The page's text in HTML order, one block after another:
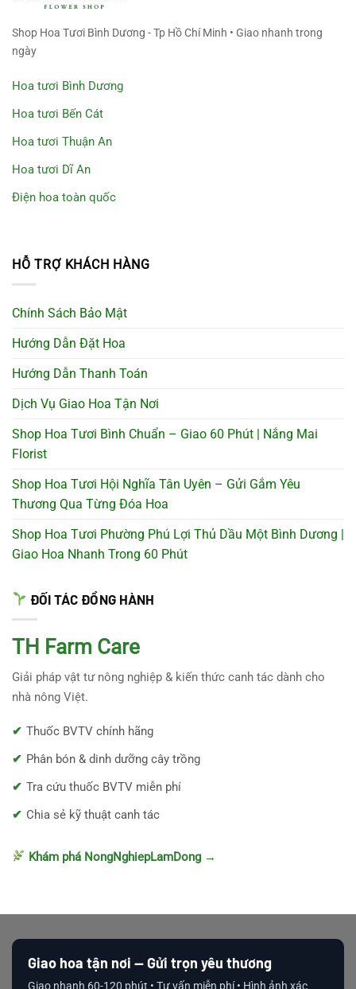
Shop Hoa Tươi Bình Dương - Tp Hồ Chí Minh • Giao nhanh trong
ngày
Hoa tươi Bình Dương
Hoa tươi Bến Cát
Hoa tươi Thuận An
Hoa tươi Dĩ An
Điện hoa toàn quốc
HỖ TRỢ KHÁCH HÀNG
Chính Sách Bảo Mật
Hướng Dẫn Đặt Hoa
Hướng Dẫn Thanh Toán
Dịch Vụ Giao Hoa Tận Nơi
Shop Hoa Tươi Bình Chuẩn – Giao 60 Phút | Nắng Mai
Florist
Shop Hoa Tươi Hội Nghĩa Tân Uyên – Gửi Gắm Yêu
Thương Qua Từng Đóa Hoa
Shop Hoa Tươi Phường Phú Lợi Thủ Dầu Một Bình Dương |
Giao Hoa Nhanh Trong 60 Phút
ĐỐI TÁC ĐỒNG HÀNH
TH Farm Care
Giải pháp vật tư nông nghiệp & kiến thức canh tác dành cho
nhà nông Việt.
Thuốc BVTV chính hãng
Phân bón & dinh dưỡng cây trồng
Tra cứu thuốc BVTV miễn phí
Chia sẻ kỹ thuật canh tác
Khám phá NongNghiepLamDong →
Giao hoa tận nơi — Gửi trọn yêu thương
Giao nhanh 60-120 phút • Tư vấn miễn phí • Hình ảnh xác